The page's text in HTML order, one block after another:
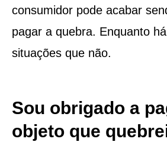
consumidor pode acabar
pagar a quebra. Enquanto
situações que não.
Sou obrigado a
objeto que